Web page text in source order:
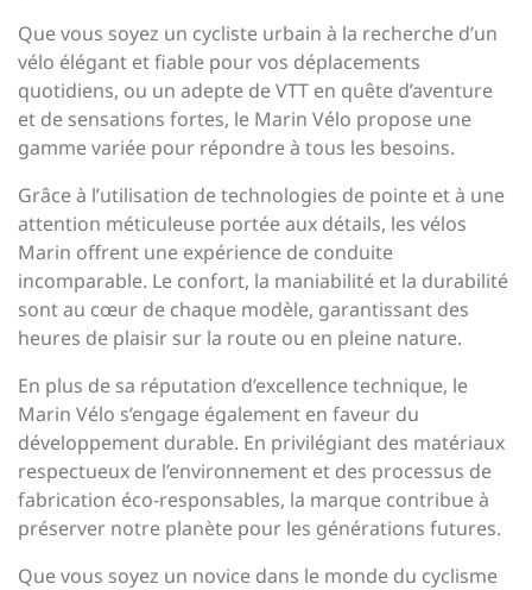
Que vous soyez un cycliste urbain à la recherche d’un
vélo élégant et fiable pour vos déplacements
quotidiens, ou un adepte de VTT en quête d’aventure
et de sensations fortes, le Marin Vélo propose une
gamme variée pour répondre à tous les besoins.
Grâce à l’utilisation de technologies de pointe et à une
attention méticuleuse portée aux détails, les vélos
Marin offrent une expérience de conduite
incomparable. Le confort, la maniabilité et la durabilité
sont au cœur de chaque modèle, garantissant des
heures de plaisir sur la route ou en pleine nature.
En plus de sa réputation d’excellence technique, le
Marin Vélo s’engage également en faveur du
développement durable. En privilégiant des matériaux
respectueux de l’environnement et des processus de
fabrication éco-responsables, la marque contribue à
préserver notre planète pour les générations futures.
Que vous soyez un novice dans le monde du cyclisme